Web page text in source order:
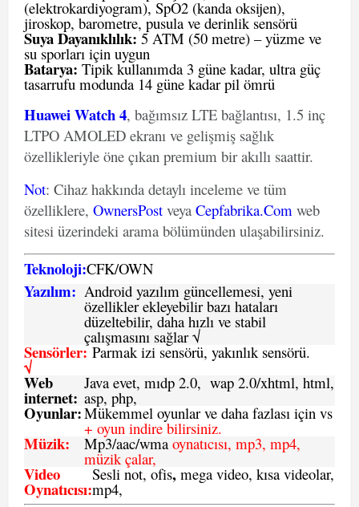
(elektrokardiyogram), SpO2 (kanda oksijen),
jiroskop, barometre, pusula ve derinlik sensörü
Suya Dayanıklılık:5 ATM (50 metre) – yüzme ve
su sporları için uygun
Batarya: Tipik kullanımda 3 güne kadar, ultra güç
tasarrufu modunda 14 güne kadar pil ömrü
Huawei Watch 4, bağımsız LTE bağlantısı, 1.5 inç
LTPO AMOLED ekranı ve gelişmiş sağlık
özellikleriyle öne çıkan premium bir akıllı saattir.
Not: Cihaz hakkında detaylı inceleme ve tüm
özelliklere, OwnersPost veya Cepfabrika.Com web
sitesi üzerindeki arama bölümünden ulaşabilirsiniz.
Teknoloji:CFK/OWN
Yazılım: Android yazılım güncellemesi, yeni
özellikler ekleyebilir bazı hataları
düzeltebilir, daha hızlı ve stabil
çalışmasını sağlar √
Sensörler:
√
Parmak izi sensörü, yakınlık sensörü.
Web
internet:
Java evet, mıdp 2.0, wap 2.0/xhtml, html,
asp, php,
Oyunlar:Mükemmel oyunlar ve daha fazlası için vs
+ oyun indire bilirsiniz.
Müzik: Mp3/aac/wmaoynatıcısı, mp3, mp4,
müzik çalar,
Video
Oynatıcısı:
Sesli not, ofis, mega video, kısa videolar,
mp4,